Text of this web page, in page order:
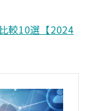
較10選【2024